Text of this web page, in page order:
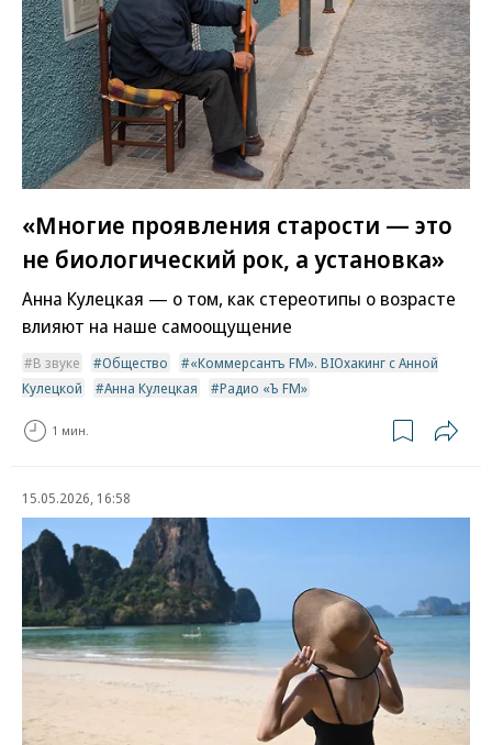
«Многие проявления старости — это
не биологический рок, а установка»
Анна Кулецкая — о том, как стереотипы о возрасте
влияют на наше самоощущение
В звуке Общество
«Коммерсантъ FM». BIOхакинг с Анной
Кулецкой
Анна Кулецкая Радио «Ъ FM»
1 мин.
15.05.2026, 16:58